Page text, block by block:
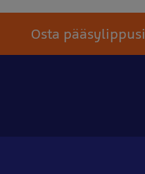
Osta pääsylippusi